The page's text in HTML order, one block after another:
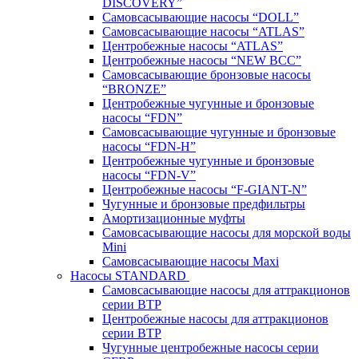
Самовсасывающие насосы “DOLL”
Самовсасывающие насосы “ATLAS”
Центробежные насосы “ATLAS”
Центробежные насосы “NEW BCC”
Самовсасывающие бронзовые насосы
“BRONZE”
Центробежные чугунные и бронзовые
насосы “FDN”
Самовсасывающие чугунные и бронзовые
насосы “FDN-Н”
Центробежные чугунные и бронзовые
насосы “FDN-V”
Центробежные насосы “F-GIANT-N”
Чугунные и бронзовые предфильтры
Амортизационные муфты
Самовсасывающие насосы для морской воды
Mini
Самовсасывающие насосы Maxi
Насосы STANDARD
Самовсасывающие насосы для аттракционов
серии BTP
Центробежные насосы для аттракционов
серии BTP
Чугунные центробежные насосы серии